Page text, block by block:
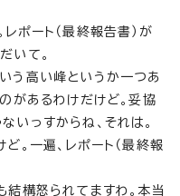
ポート（最終報告書）が
いて。
う高い峰というか一つあ
があるわけだけど。妥協
いっすからね、それは。
。一遍、レポート（最終報
結構怒られてますわ。本当